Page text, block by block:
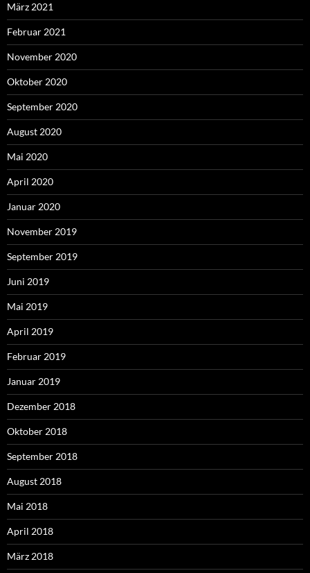
März 2021
Februar 2021
November 2020
Oktober 2020
September 2020
August 2020
Mai 2020
April 2020
Januar 2020
November 2019
September 2019
Juni 2019
Mai 2019
April 2019
Februar 2019
Januar 2019
Dezember 2018
Oktober 2018
September 2018
August 2018
Mai 2018
April 2018
März 2018